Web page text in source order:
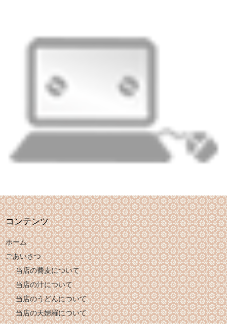
コンテンツ
ホーム
ごあいさつ
当店の蕎麦について
当店の汁について
当店のうどんについて
当店の天婦羅について